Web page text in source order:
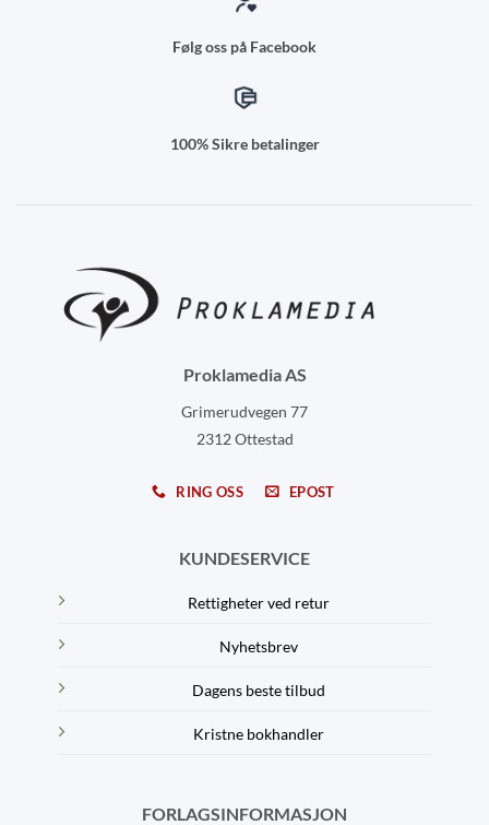
Følg oss på Facebook
100% Sikre betalinger
Proklamedia AS
Grimerudvegen 77
2312 Ottestad
RING OSS EPOST
KUNDESERVICE
Rettigheter ved retur
Nyhetsbrev
Dagens beste tilbud
Kristne bokhandler
FORLAGSINFORMASJON